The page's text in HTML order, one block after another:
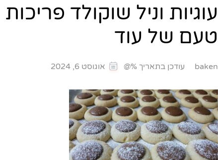
עוגיות וניל שוקולד
טעם של עוד
baken עודכן בתאריך %@ אוגוסט 6, 2024